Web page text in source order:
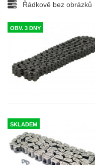
Řádkově bez obrázků
OBV. 3 DNY
SKLADEM